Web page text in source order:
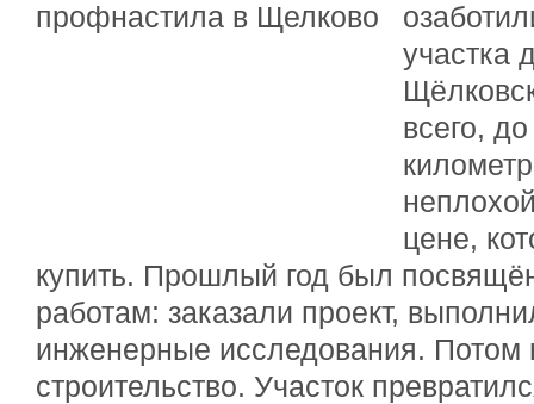
участка
всего,
цене,
купить. Прошлый год был
работам: заказали проект,
инженерные исследования. Потом
строительство. Участок